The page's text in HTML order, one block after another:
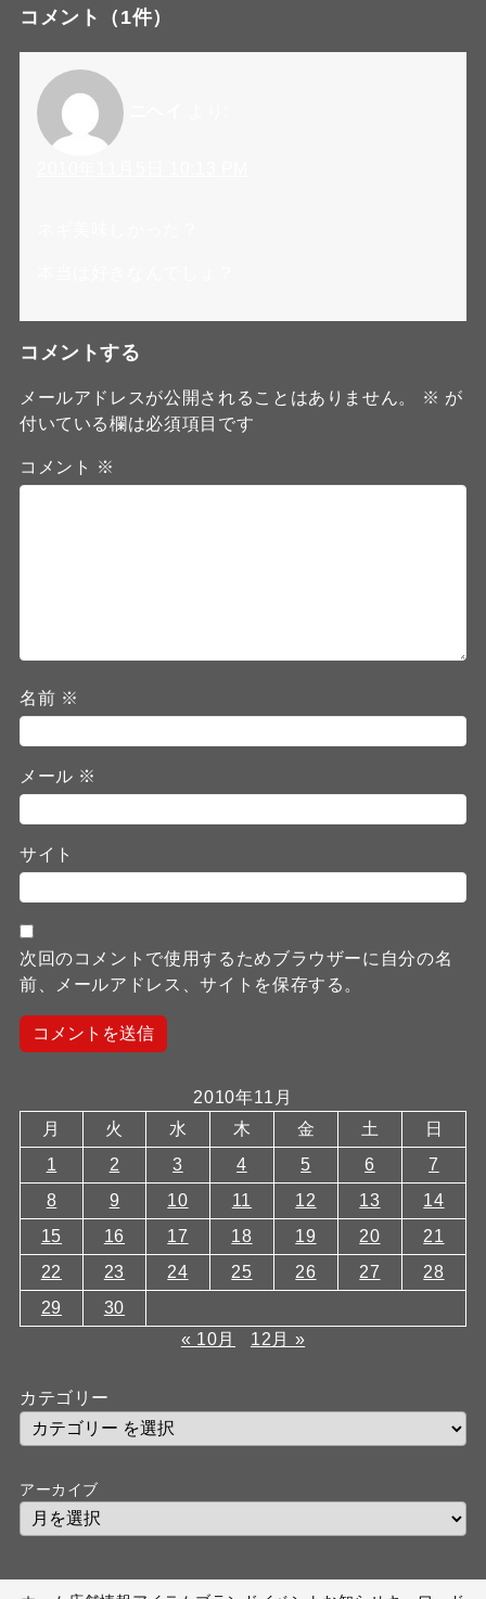
コメント （1件）
コメントする
メールアドレスが公開されることはありません。 ※ が
付いている欄は必須項目です
コメント ※
名前 ※
メール ※
サイト
次回のコメントで使用するためブラウザーに自分の名
前、メールアドレス、サイトを保存する。
2010年11月
月
火 水 木 金 土
日
1
2 3 4 5 6
7
8
9 10 11 12 13
14
15
16 17 18 19 20
21
22
23 24 25 26 27
28
29
30
« 10月
12月 »
カテゴリー
アーカイブ